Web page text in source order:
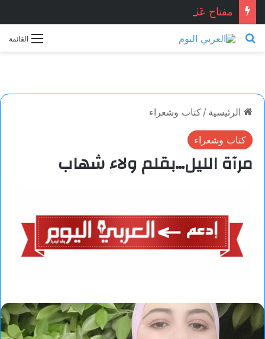
مفتاح عَدْن . . . محمد زينو شومان / لبنان
القائمة بحث عن
الرئيسية / كتاب وشعراء
كتاب وشعراء
مرآة الليل…بقلم ولاء شهاب